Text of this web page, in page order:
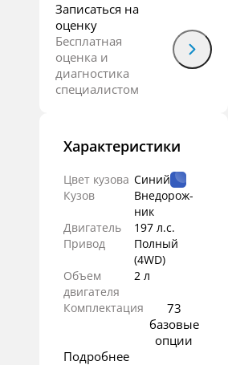
Записаться на
оценку
Бесплатная
оценка и
диагностика
специалистом
Характеристики
Цвет кузова Синий
Кузов
Внедорож­
ник
Двигатель
197 л.с.
Привод
Полный
(4WD)
Объем
двигателя
2 л
Комплектация
73
базовые
опции
Подробнее